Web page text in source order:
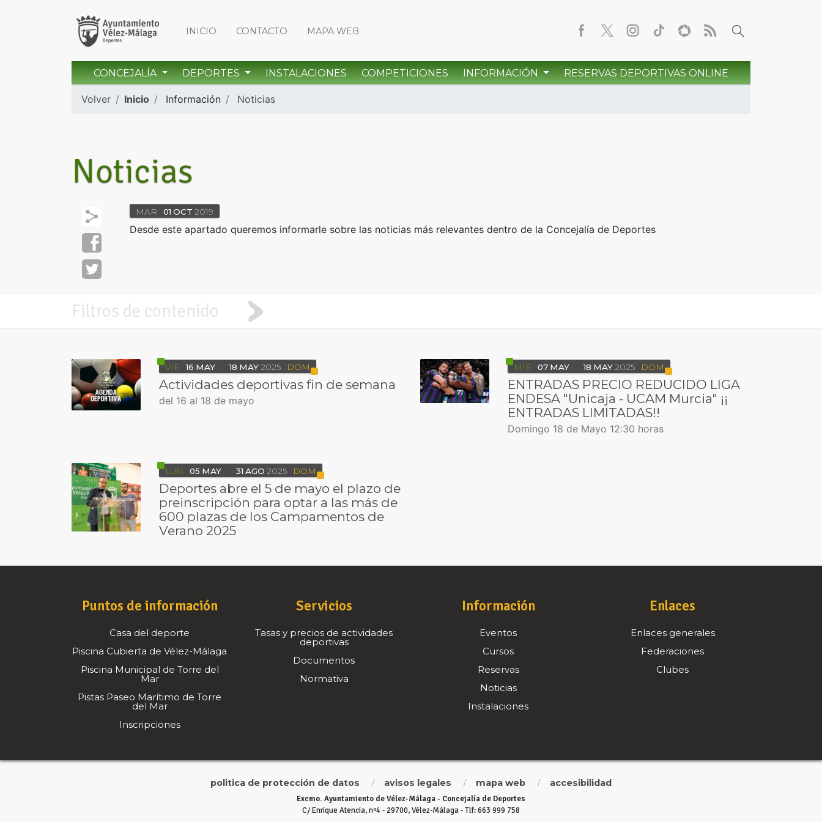
INICIO CONTACTO MAPA WEB
CONCEJALÍA DEPORTES INSTALACIONES COMPETICIONES INFORMACIÓN RESERVAS DEPORTIVAS ONLINE
Volver Inicio Información Noticias
Noticias
MAR 01 OCT 2019
Desde este apartado queremos informarle sobre las noticias más relevantes dentro de la Concejalía de Deportes
Filtros de contenido
VIE 16 MAY 18 MAY 2025 DOM
Actividades deportivas fin de semana
del 16 al 18 de mayo
MIÉ 07 MAY 18 MAY 2025 DOM
ENTRADAS PRECIO REDUCIDO LIGA
ENDESA "Unicaja - UCAM Murcia" ¡¡
ENTRADAS LIMITADAS!!
Domingo 18 de Mayo 12:30 horas
LUN 05 MAY 31 AGO 2025 DOM
Deportes abre el 5 de mayo el plazo de
preinscripción para optar a las más de
600 plazas de los Campamentos de
Verano 2025
Puntos de información
Casa del deporte
Piscina Cubierta de Vélez-Málaga
Piscina Municipal de Torre del
Mar
Pistas Paseo Marítimo de Torre
del Mar
Inscripciones
Servicios
Tasas y precios de actividades
deportivas
Documentos
Normativa
Información
Eventos
Cursos
Reservas
Noticias
Instalaciones
Enlaces
Enlaces generales
Federaciones
Clubes
politica de protección de datos / avisos legales / mapa web / accesibilidad
Excmo. Ayuntamiento de Vélez-Málaga - Concejalía de Deportes
C/ Enrique Atencia, nº4 - 29700, Vélez-Málaga - Tlf: 663 999 758